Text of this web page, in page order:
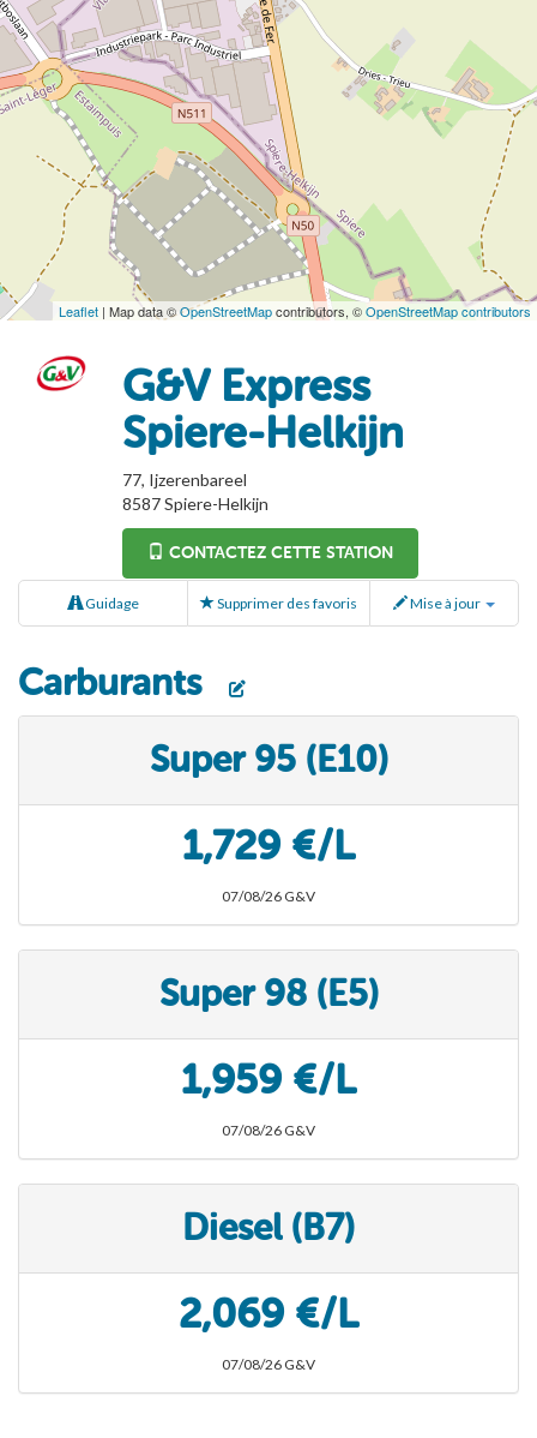
Leaflet | Map data ©OpenStreetMapcontributors, ©OpenStreetMap contributors
G&V Express
Spiere-Helkijn
77, Ijzerenbareel
8587Spiere-Helkijn
CONTACTEZ CETTE STATION
Guidage Supprimer des favoris Mise à jour
Carburants
Super 95 (E10)
1,729 €/L
07/08/26 G&V
Super 98 (E5)
1,959 €/L
07/08/26 G&V
Diesel (B7)
2,069 €/L
07/08/26 G&V